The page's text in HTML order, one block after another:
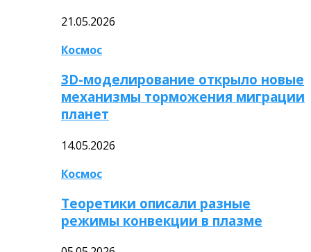
21.05.2026
Космос
3D-моделирование открыло новые
механизмы торможения миграции
планет
14.05.2026
Космос
Теоретики описали разные
режимы конвекции в плазме